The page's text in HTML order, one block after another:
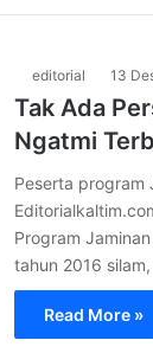
editorial 13
Tak Ada
Ngatmi
Peserta program
Program
tahun 2016
Read More »